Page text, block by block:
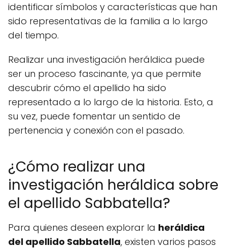
identificar símbolos y características que han
sido representativas de la familia a lo largo
del tiempo.
Realizar una investigación heráldica puede
ser un proceso fascinante, ya que permite
descubrir cómo el apellido ha sido
representado a lo largo de la historia. Esto, a
su vez, puede fomentar un sentido de
pertenencia y conexión con el pasado.
¿Cómo realizar una
investigación heráldica sobre
el apellido Sabbatella?
Para quienes deseen explorar la heráldica
del apellido Sabbatella, existen varios pasos